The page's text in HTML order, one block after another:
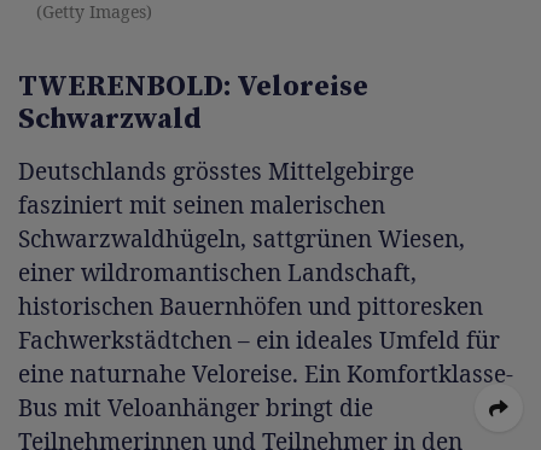
(Getty Images)
TWERENBOLD: Veloreise
Schwarzwald
Deutschlands grösstes Mittelgebirge
fasziniert mit seinen malerischen
Schwarzwaldhügeln, sattgrünen Wiesen,
einer wildromantischen Landschaft,
historischen Bauernhöfen und pittoresken
Fachwerkstädtchen – ein ideales Umfeld für
eine naturnahe Veloreise. Ein Komfortklasse-
Bus mit Veloanhänger bringt die
Teilnehmerinnen und Teilnehmer in den